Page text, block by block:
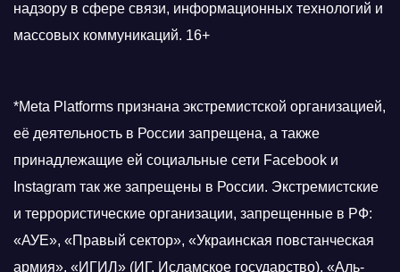
надзору в сфере связи, информационных технологий и
массовых коммуникаций. 16+
*Meta Platforms признана экстремистской организацией,
её деятельность в России запрещена, а также
принадлежащие ей социальные сети Facebook и
Instagram так же запрещены в России. Экстремистские
и террористические организации, запрещенные в РФ:
«АУЕ», «Правый сектор», «Украинская повстанческая
армия», «ИГИЛ» (ИГ, Исламское государство), «Аль-